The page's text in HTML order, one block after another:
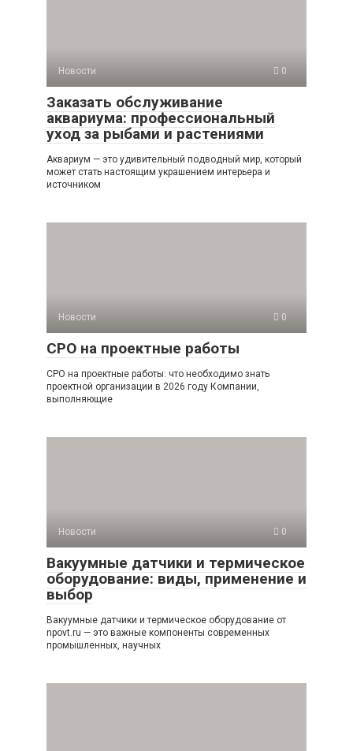
Новости 0
Заказать обслуживание
аквариума: профессиональный
уход за рыбами и растениями
Аквариум — это удивительный подводный мир, который
может стать настоящим украшением интерьера и
источником
Новости 0
СРО на проектные работы
СРО на проектные работы: что необходимо знать
проектной организации в 2026 году Компании,
выполняющие
Новости 0
Вакуумные датчики и термическое
оборудование: виды, применение и
выбор
Вакуумные датчики и термическое оборудование от
npovt.ru — это важные компоненты современных
промышленных, научных